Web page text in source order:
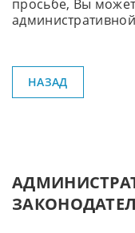
просьбе, Вы
НАЗАД